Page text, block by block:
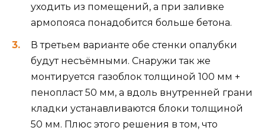
уходить из помещений, а при заливке
армопояса понадобится больше бетона.
В третьем варианте обе стенки опалубки
будут несъёмными. Снаружи так же
монтируется газоблок толщиной 100 мм +
пенопласт 50 мм, а вдоль внутренней грани
кладки устанавливаются блоки толщиной
50 мм. Плюс этого решения в том, что